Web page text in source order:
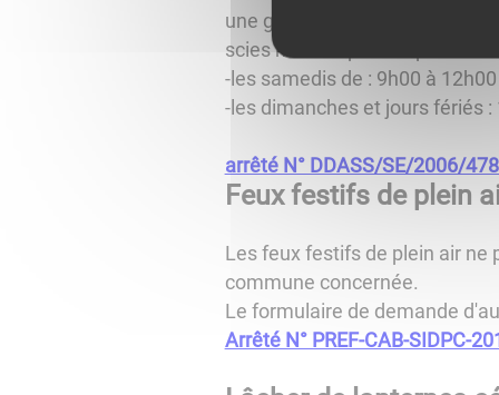
une gêne pour le voisinage
scies mécaniques ne peuvent
-les samedis de : 9h00 à
-les dimanches et jours fériés
arrêté N° DDASS/SE/2006/478
Feux festifs de plein
Les feux festifs de plein air ne
commune concernée.
Le formulaire de demande
Arrêté N° PREF-CAB-SIDPC-